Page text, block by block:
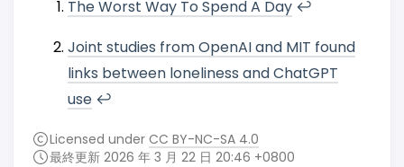
The Worst Way To Spend A Day ↩︎
Joint studies from OpenAI and MIT found
links between loneliness and ChatGPT
use ↩︎
Licensed under CC BY-NC-SA 4.0
最終更新 2026 年 3 月 22 日 20:46 +0800